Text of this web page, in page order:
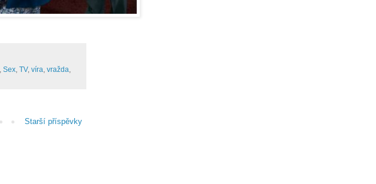
Sex TV, víra vražda
Starší příspěvky